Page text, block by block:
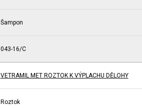
Šampon
043-16/C
VETRAMIL MET ROZTOK K VÝPLACHU DĚLOHY
Roztok